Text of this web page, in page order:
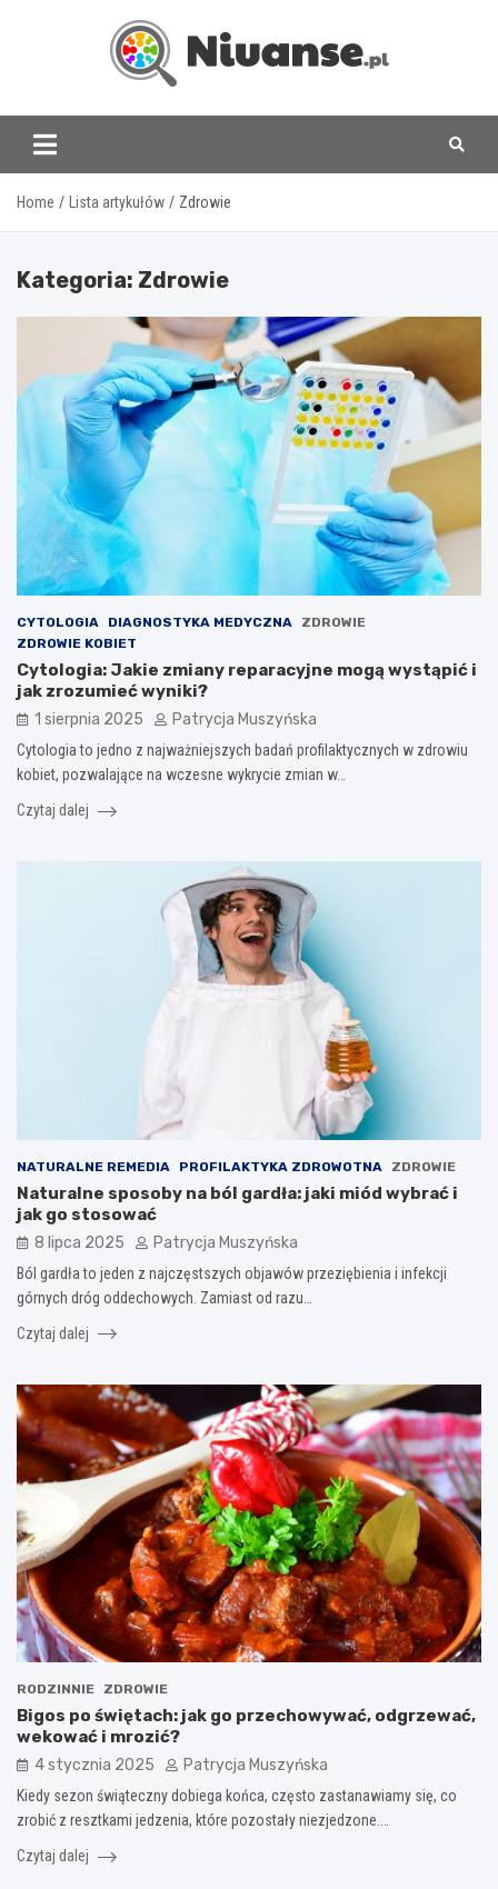
www.niuanse.pl
Home Lista artykułów Zdrowie
Kategoria: Zdrowie
CYTOLOGIA DIAGNOSTYKA MEDYCZNA
ZDROWIE
ZDROWIE KOBIET
Cytologia: Jakie zmiany reparacyjne mogą wystąpić i
jak zrozumieć wyniki?
1 sierpnia 2025 Patrycja Muszyńska
Cytologia to jedno z najważniejszych badań profilaktycznych w zdrowiu
kobiet, pozwalające na wczesne wykrycie zmian w…
Czytaj dalej
NATURALNE REMEDIA PROFILAKTYKA ZDROWOTNA ZDROWIE
Naturalne sposoby na ból gardła: jaki miód wybrać i
jak go stosować
8 lipca 2025 Patrycja Muszyńska
Ból gardła to jeden z najczęstszych objawów przeziębienia i infekcji
górnych dróg oddechowych. Zamiast od razu…
Czytaj dalej
RODZINNIE ZDROWIE
Bigos po świętach: jak go przechowywać, odgrzewać,
wekować i mrozić?
4 stycznia 2025 Patrycja Muszyńska
Kiedy sezon świąteczny dobiega końca, często zastanawiamy się, co
zrobić z resztkami jedzenia, które pozostały niezjedzone.…
Czytaj dalej